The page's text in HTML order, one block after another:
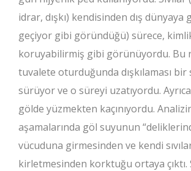
idrar, dışkı) kendisinden dış dünyaya
geçiyor gibi göründüğü) sürece,
koruyabilirmiş gibi görünüyordu. Bu
tuvalete oturduğunda dışkılaması
sürüyor ve o süreyi uzatıyordu.
gölde yüzmekten kaçınıyordu.
aşamalarında göl suyunun
vücuduna girmesinden ve kendi
kirletmesinden korktuğu ortaya çıktı.